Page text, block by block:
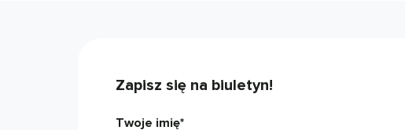
Zapisz się na biuletyn!
Twoje imię*